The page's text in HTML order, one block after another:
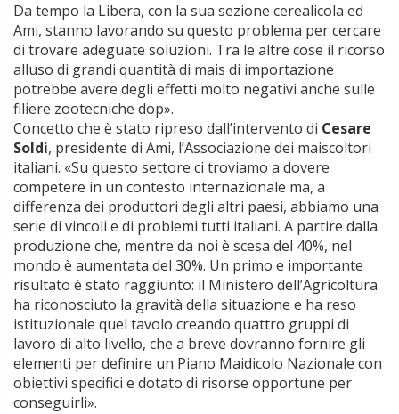
Da tempo la Libera, con la sua sezione cerealicola ed
Ami, stanno lavorando su questo problema per cercare
di trovare adeguate soluzioni. Tra le altre cose il ricorso
alluso di grandi quantità di mais di importazione
potrebbe avere degli effetti molto negativi anche sulle
filiere zootecniche dop».
Concetto che è stato ripreso dall’intervento di Cesare
Soldi, presidente di Ami, l’Associazione dei maiscoltori
italiani. «Su questo settore ci troviamo a dovere
competere in un contesto internazionale ma, a
differenza dei produttori degli altri paesi, abbiamo una
serie di vincoli e di problemi tutti italiani. A partire dalla
produzione che, mentre da noi è scesa del 40%, nel
mondo è aumentata del 30%. Un primo e importante
risultato è stato raggiunto: il Ministero dell’Agricoltura
ha riconosciuto la gravità della situazione e ha reso
istituzionale quel tavolo creando quattro gruppi di
lavoro di alto livello, che a breve dovranno fornire gli
elementi per definire un Piano Maidicolo Nazionale con
obiettivi specifici e dotato di risorse opportune per
conseguirli».